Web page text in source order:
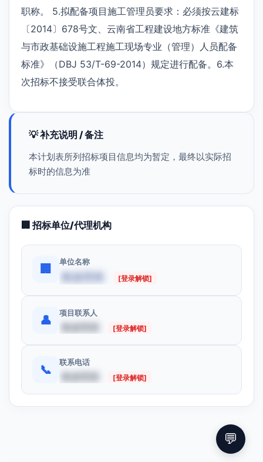
职称。 5.拟配备项目施工管理员要求：必须按云建标
〔2014〕678号文、云南省工程建设地方标准《建筑
与市政基础设施工程施工现场专业（管理）人员配备
标准》（DBJ 53/T-69-2014）规定进行配备。6.本
次招标不接受联合体投。
💡 补充说明 / 备注
本计划表所列招标项目信息均为暂定，最终以实际招
标时的信息为准
🏢 招标单位/代理机构
🏢
单位名称
数据受限 [登录解锁]
👤
项目联系人
数据受限 [登录解锁]
📞
联系电话
数据受限 [登录解锁]
💬